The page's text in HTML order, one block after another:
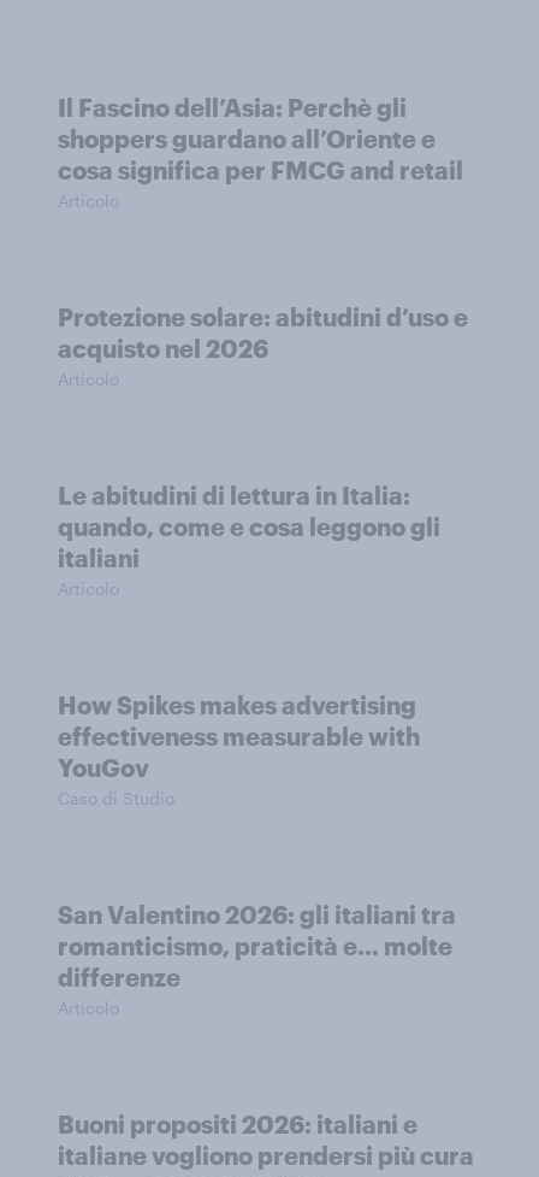
Il Fascino dell’Asia: Perchè gli
shoppers guardano all’Oriente e
cosa significa per FMCG and retail
Articolo
Protezione solare: abitudini d’uso e
acquisto nel 2026
Articolo
Le abitudini di lettura in Italia:
quando, come e cosa leggono gli
italiani
Articolo
How Spikes makes advertising
effectiveness measurable with
YouGov
Caso di Studio
San Valentino 2026: gli italiani tra
romanticismo, praticità e… molte
differenze
Articolo
Buoni propositi 2026: italiani e
italiane vogliono prendersi più cura